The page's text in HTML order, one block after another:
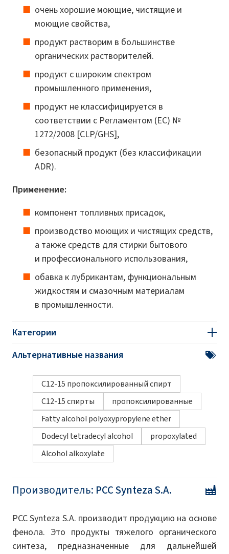
очень хорошие моющие, чистящие и
моющие свойства,
продукт растворим в большинстве
органических растворителей.
продукт с широким спектром
промышленного применения,
продукт не классифицируется в
соответствии с Регламентом (ЕС) №
1272/2008 [CLP/GHS],
безопасный продукт (без классификации
ADR).
Применение:
компонент топливных присадок,
производство моющих и чистящих средств,
а также средств для стирки бытового
и профессионального использования,
обавка к лубрикантам, функциональным
жидкостям и смазочным материалам
в промышленности.
Категории
Альтернативные названия
C12-15 пропоксилированный спирт
C12-15 спирты
пропоксилированные
Fatty alcohol polyoxypropylene ether
Dodecyl tetradecyl alcohol
propoxylated
Alcohol alkoxylate
Производитель: PCC Synteza S.A.
PCC Synteza S.A. производит продукцию на основе
фенола. Это продукты тяжелого органического
синтеза, предназначенные для дальнейшей